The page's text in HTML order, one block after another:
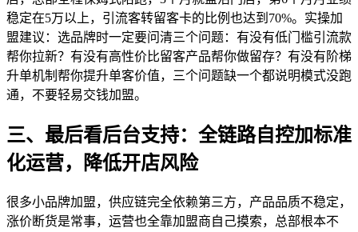
稳定在5万以上，引流客转留客卡的比例也达到70%。实操加
盟建议：选品牌时一定要问清三个问题：有没有低门槛引流款
帮你拉新？有没有高性价比留客产品帮你做留存？有没有阶梯
升单机制帮你提升单客价值，三个问题缺一个都说明模式没跑
通，不要轻易交钱加盟。
三、最后看后台支持：全链路自控加标准
化运营，降低开店风险
很多小品牌加盟，供应链完全依赖第三方，产品品质不稳定，
涨价断货是常事，运营也全靠加盟商自己摸索，总部根本不